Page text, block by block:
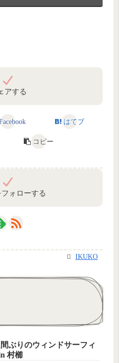
アする
はてブ
コピー
ォローする
IKUKO
ぶりのウィンドサーフィ
村櫛